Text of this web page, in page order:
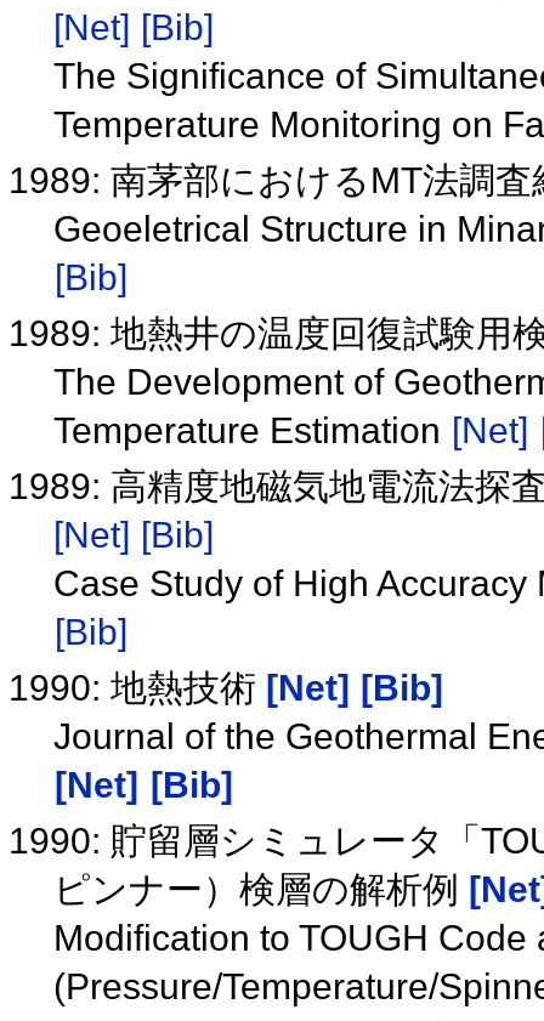
[Net] [Bib]
The Significance of
Temperature Monitoring on
1989: 南茅部におけるMT法調
Geoeletrical Structure in
[Bib]
1989: 地熱井の温度回復試験用
The Development of
Temperature Estimation [Net]
1989: 高精度地磁気地電流法探
[Net] [Bib]
Case Study of High
[Bib]
1990: 地熱技術 [Net] [Bib]
Journal of the Geothermal
[Net]
[Bib]
1990: 貯留層シミュレータ「
ピンナー）検層の解析例
Modification to TOUGH
(Pressure/Temperature/